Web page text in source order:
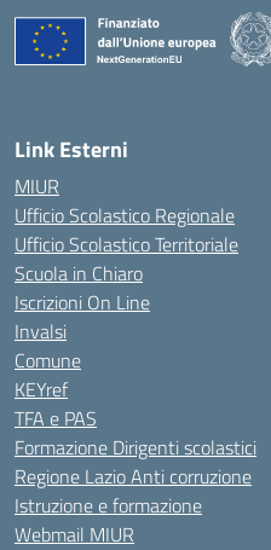
Link Esterni
MIUR
Ufficio Scolastico Regionale
Ufficio Scolastico Territoriale
Scuola in Chiaro
Iscrizioni On Line
Invalsi
Comune
KEYref
TFA e PAS
Formazione Dirigenti scolastici
Regione Lazio Anti corruzione
Istruzione e formazione
Webmail MIUR